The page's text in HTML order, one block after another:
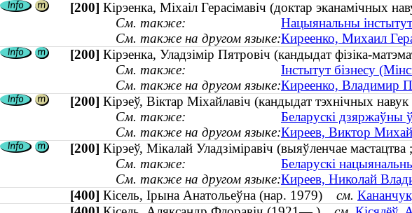
[200] Кірэенка, Міхаіл Герасімавіч (доктар эканамічных
См. также:
Нацыянальны
См. также на другом языке:Киреенко, Михаил
[200] Кірэенка, Уладзімір Пятровіч (кандыдат фізіка-
См. также:
Інстытут бізнесу
См. также на другом языке:Киреенко, Владимир
[200] Кірэеў, Віктар Міхайлавіч (кандыдат тэхнічных
См. также:
Беларускі дзяржаўны
См. также на другом языке:Киреев, Виктор
[200] Кірэеў, Мікалай Уладзіміравіч (выяўленчае
См. также:
Беларускі
См. также на другом языке:Киреев, Николай
[400] Кісель, Ірына Анатольеўна (нар. 1979) см.